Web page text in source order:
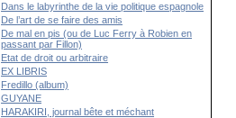
Dans le labyrinthe de la vie politique espagnole
De l’art de se faire des amis
De mal en pis (ou de Luc Ferry à Robien en
passant par Fillon)
Etat de droit ou arbitraire
EX LIBRIS
Fredillo (album)
GUYANE
HARAKIRI, journal bête et méchant